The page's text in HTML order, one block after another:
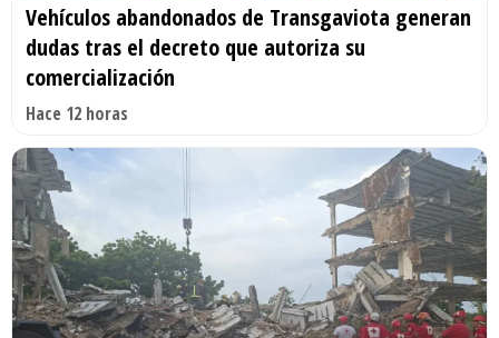
Vehículos abandonados de Transgaviota generan
dudas tras el decreto que autoriza su
comercialización
Hace 12 horas